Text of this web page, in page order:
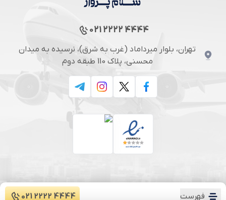
021 2222 4444
تهران، بلوار میرداماد (غرب به شرق)، نرسیده به میدان
محسنی، پلاک 110 طبقه دوم
فهرست 021 2222 4444